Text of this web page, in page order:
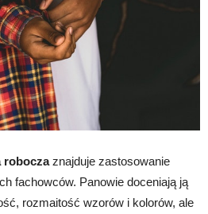
roboczaznajduje zastosowanie
fachowców. Panowie doceniają ją
rozmaitość wzorów i kolorów, ale